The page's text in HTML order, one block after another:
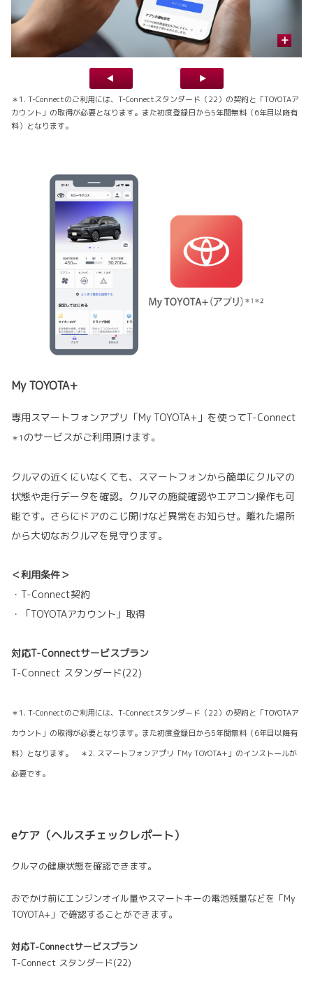
+
＊1. T-Connectのご利用には、T-Connectスタンダード（22）の契約と「TOYOTAア
カウント」の取得が必要となります。また初度登録日から5年間無料（6年目以降有
料）となります。
My TOYOTA+
専用スマートフォンアプリ「My TOYOTA+」を使ってT-Connect
＊1 のサービスがご利用頂けます。
クルマの近くにいなくても、スマートフォンから簡単にクルマの
状態や走行データを確認。クルマの施錠確認やエアコン操作も可
能です。さらにドアのこじ開けなど異常をお知らせ。離れた場所
から大切なおクルマを見守ります。
＜利用条件＞
・T-Connect契約
・「TOYOTAアカウント」取得
対応T-Connectサービスプラン
T-Connect スタンダード(22)
＊1. T-Connectのご利用には、T-Connectスタンダード（22）の契約と「TOYOTAア
カウント」の取得が必要となります。また初度登録日から5年間無料（6年目以降有
料）となります。 ＊2. スマートフォンアプリ「My TOYOTA+」のインストールが
必要です。
eケア（ヘルスチェックレポート）
クルマの健康状態を確認できます。
おでかけ前にエンジンオイル量やスマートキーの電池残量などを「My
TOYOTA+」で確認することができます。
対応T-Connectサービスプラン
T-Connect スタンダード(22)